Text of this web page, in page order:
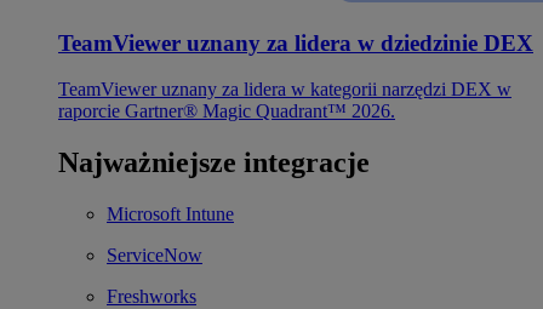
TeamViewer uznany za lidera w dziedzinie DEX
TeamViewer uznany za lidera w kategorii narzędzi DEX w
raporcie Gartner® Magic Quadrant™ 2026.
Najważniejsze integracje
Microsoft Intune
ServiceNow
Freshworks